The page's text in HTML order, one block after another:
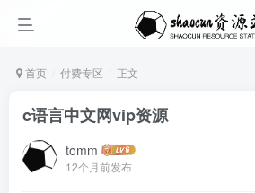
首页 付费专区 正文
c语言中文网vip资源
tomm
12个月前发布